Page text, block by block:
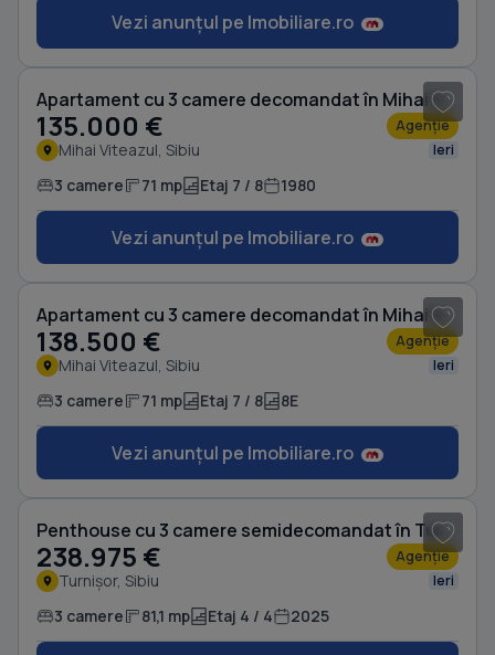
Vezi anunțul pe Imobiliare.ro
Apartament cu 3 camere decomandat în Mihai Viteazul
135.000 € Agenție
Mihai Viteazul, Sibiu Ieri
3 camere 71 mp Etaj 7 / 8 1980
Vezi anunțul pe Imobiliare.ro
Apartament cu 3 camere decomandat în Mihai Viteazul
138.500 € Agenție
Mihai Viteazul, Sibiu Ieri
3 camere 71 mp Etaj 7 / 8 8E
Vezi anunțul pe Imobiliare.ro
Penthouse cu 3 camere semidecomandat în Turnișor
238.975 € Agenție
Turnișor, Sibiu Ieri
3 camere 81,1 mp Etaj 4 / 4 2025